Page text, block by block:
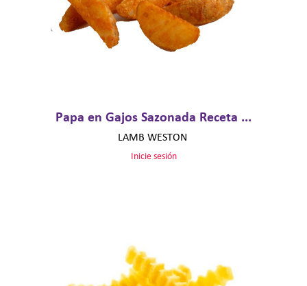
Papa en Gajos Sazonada Receta ...
LAMB WESTON
Inicie sesión